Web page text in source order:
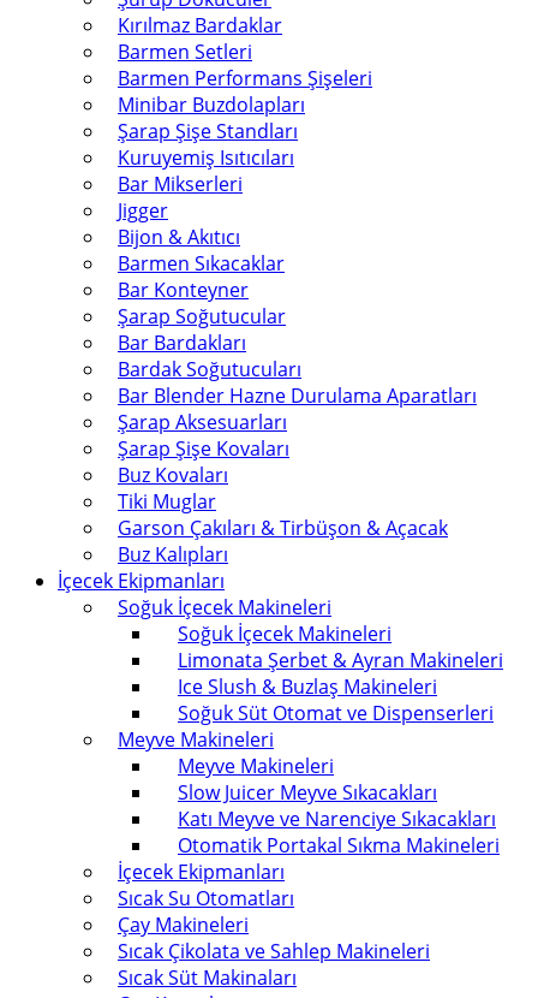
Kırılmaz Bardaklar
Barmen Setleri
Barmen Performans Şişeleri
Minibar Buzdolapları
Şarap Şişe Standları
Kuruyemiş Isıtıcıları
Bar Mikserleri
Jigger
Bijon & Akıtıcı
Barmen Sıkacaklar
Bar Konteyner
Şarap Soğutucular
Bar Bardakları
Bardak Soğutucuları
Bar Blender Hazne Durulama Aparatları
Şarap Aksesuarları
Şarap Şişe Kovaları
Buz Kovaları
Tiki Muglar
Garson Çakıları & Tirbüşon & Açacak
Buz Kalıpları
İçecek Ekipmanları
Soğuk İçecek Makineleri
Soğuk İçecek Makineleri
Limonata Şerbet & Ayran Makineleri
Ice Slush & Buzlaş Makineleri
Soğuk Süt Otomat ve Dispenserleri
Meyve Makineleri
Meyve Makineleri
Slow Juicer Meyve Sıkacakları
Katı Meyve ve Narenciye Sıkacakları
Otomatik Portakal Sıkma Makineleri
İçecek Ekipmanları
Sıcak Su Otomatları
Çay Makineleri
Sıcak Çikolata ve Sahlep Makineleri
Sıcak Süt Makinaları